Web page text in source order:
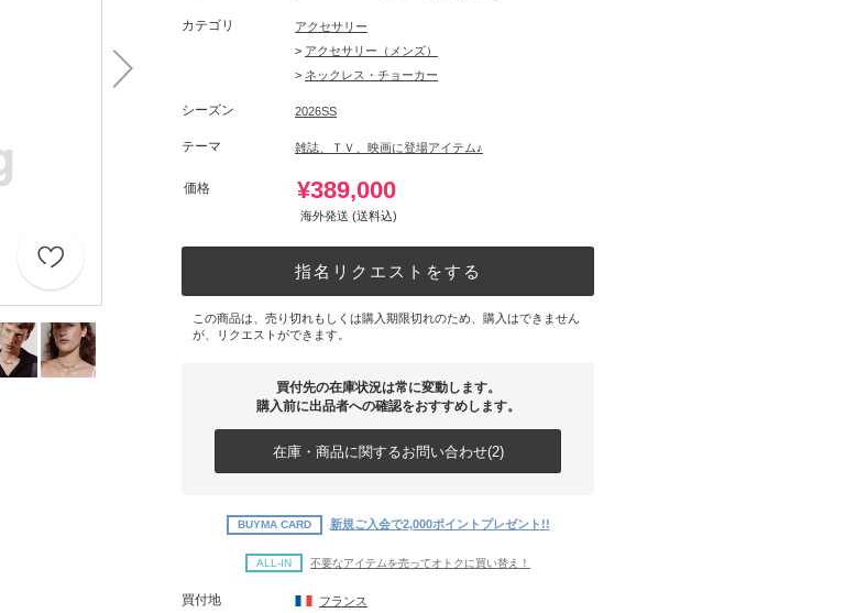
カテゴリ
アクセサリー
> アクセサリー（メンズ）
> ネックレス・チョーカー
シーズン 2026SS
テーマ 雑誌、ＴＶ、映画に登場アイテム♪
価格 ¥389,000
海外発送 (送料込)
指名リクエストをする
この商品は、売り切れもしくは購入期限切れのため、購入はできません
が、リクエストができます。
買付先の在庫状況は常に変動します。
購入前に出品者への確認をおすすめします。
在庫・商品に関するお問い合わせ(2)
BUYMA CARD 新規ご入会で2,000ポイントプレゼント!!
ALL-IN 不要なアイテムを売ってオトクに買い替え！
買付地
フランス